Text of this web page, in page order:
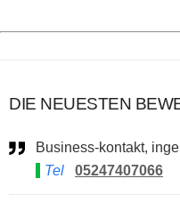
DIE NEUESTEN
Business-kontakt,
Tel
05247407066